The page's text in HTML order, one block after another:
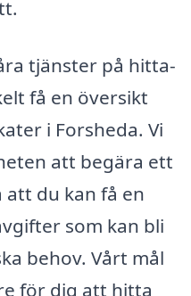
tjänster på hitta-
få en översikt
i Forsheda. Vi
att begära ett
du kan få en
som kan bli
behov. Vårt mål
för dig att hitta